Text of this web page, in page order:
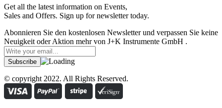
Get all the latest information on Events,
Sales and Offers. Sign up for newsletter today.
Abonnieren Sie den kostenlosen Newsletter und verpassen Sie keine
Neuigkeit oder Aktion mehr von J+K Instrumente GmbH .
© copyright 2022. All Rights Reserved.